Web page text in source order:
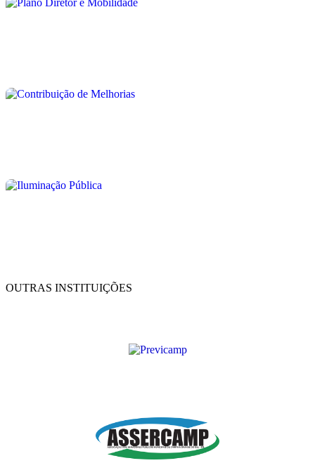
OUTRAS INSTITUIÇÕES